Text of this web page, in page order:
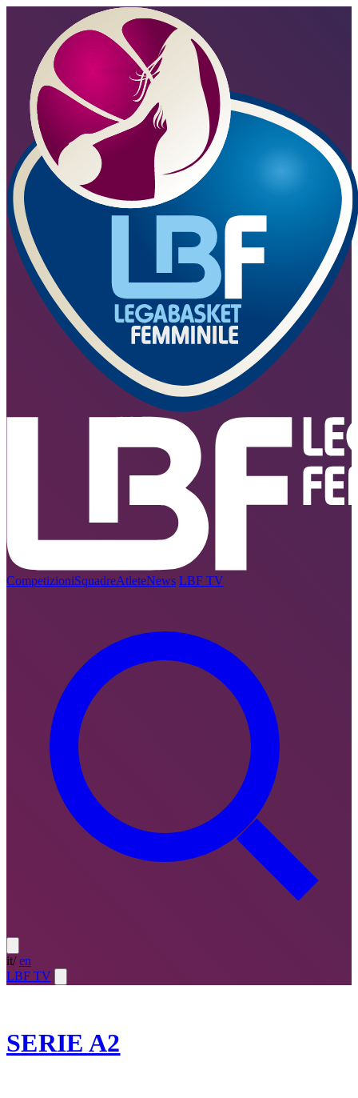
CompetizioniSquadreAtleteNews LBF TV
it/ en
LBF TV
SERIE A2